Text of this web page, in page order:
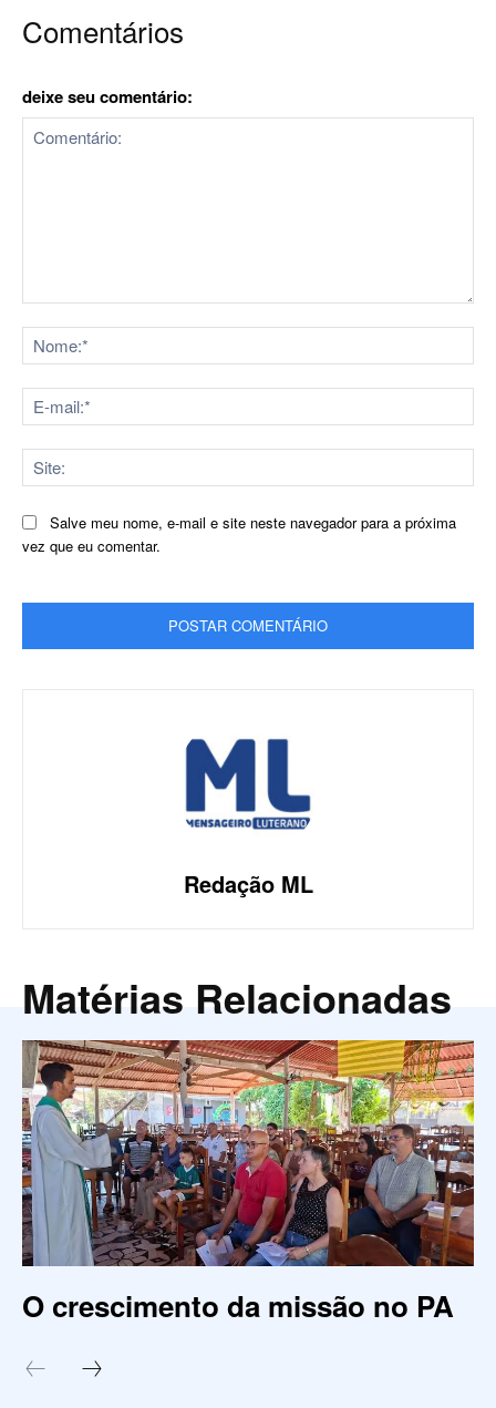
Comentários
deixe seu comentário:
Salve meu nome, e-mail e site neste navegador para a próxima
vez que eu comentar.
Redação ML
Matérias Relacionadas
O crescimento da missão no PA